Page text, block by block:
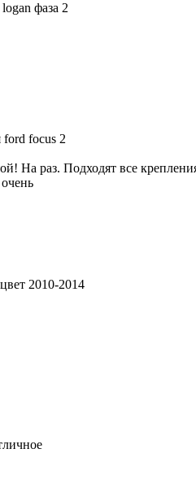
фаза 2
focus 2
На раз. Подходят все
2010-2014